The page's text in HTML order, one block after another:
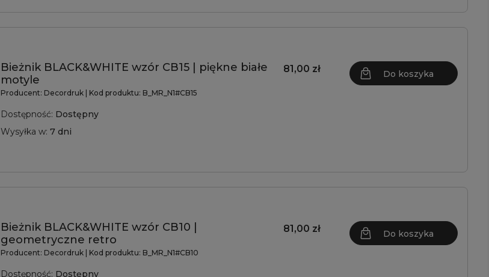
Bieżnik BLACK&WHITE wzór CB15 | piękne białe
motyle
Producent: Decordruk | Kod produktu: B_MR_N1#CB15
Dostępność: Dostępny
Wysyłka w: 7 dni
81,00 zł Do koszyka
Bieżnik BLACK&WHITE wzór CB10 |
geometryczne retro
Producent: Decordruk | Kod produktu: B_MR_N1#CB10
Dostępność: Dostępny
81,00 zł Do koszyka